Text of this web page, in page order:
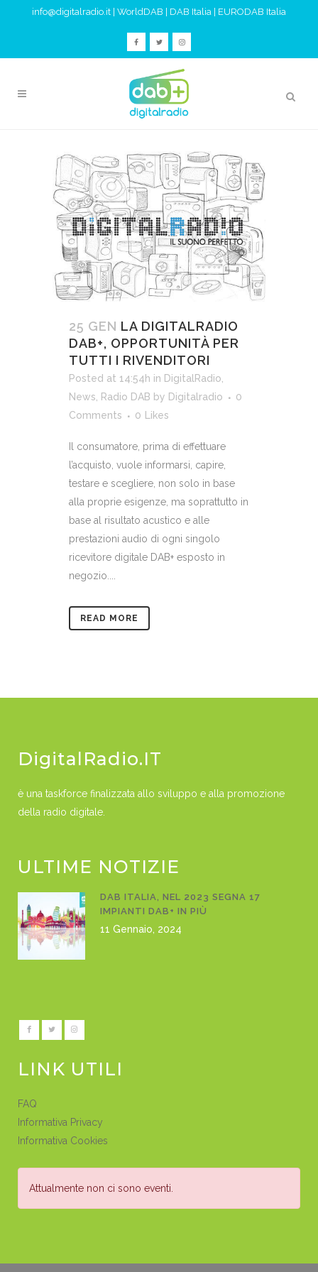
info@digitalradio.it WorldDAB DAB Italia EURODAB Italia
25 GEN LA DIGITALRADIO
DAB+, OPPORTUNITÀ PER
TUTTI I RIVENDITORI
Posted at 14:54h in DigitalRadio
News
Radio DAB by Digitalradio
0
Comments
0 Likes
Il consumatore, prima di effettuare
l’acquisto, vuole informarsi, capire,
testare e scegliere, non solo in base
alla proprie esigenze, ma soprattutto in
base al risultato acustico e alle
prestazioni audio di ogni singolo
ricevitore digitale DAB+ esposto in
negozio....
READ MORE
DigitalRadio.IT
è una taskforce finalizzata allo sviluppo e alla promozione
della radio digitale.
ULTIME NOTIZIE
DAB ITALIA, NEL 2023 SEGNA 17
IMPIANTI DAB+ IN PIÙ
11 Gennaio, 2024
LINK UTILI
FAQ
Informativa Privacy
Informativa Cookies
Attualmente non ci sono eventi.